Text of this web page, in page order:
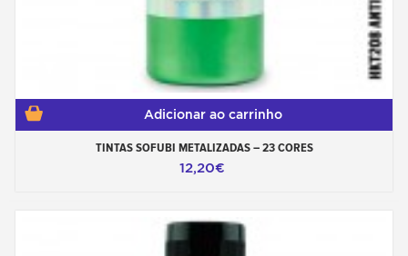
Adicionar ao carrinho
TINTAS SOFUBI METALIZADAS – 23 CORES
12,20€